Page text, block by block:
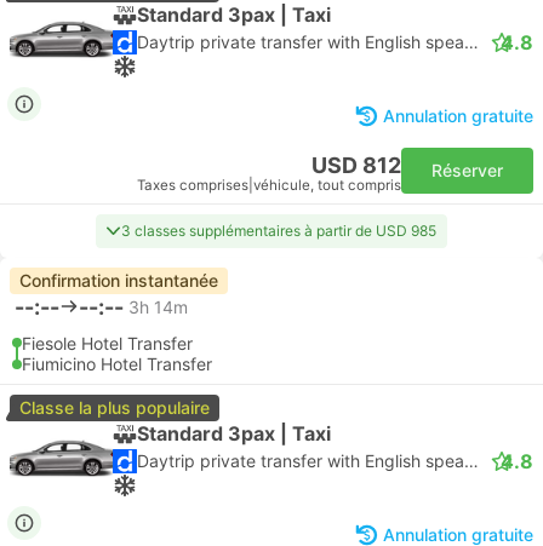
Standard 3pax | Taxi
Daytrip private transfer with English speaking driver 4.8
Annulation gratuite
USD 812
Taxes comprises véhicule, tout compris
Réserver
3 classes supplémentaires à partir de USD 985
Confirmation instantanée
--:-- --:-- 3h 14m
Fiesole Hotel Transfer
Fiumicino Hotel Transfer
Classe la plus populaire
Standard 3pax | Taxi
Daytrip private transfer with English speaking driver 4.8
Annulation gratuite